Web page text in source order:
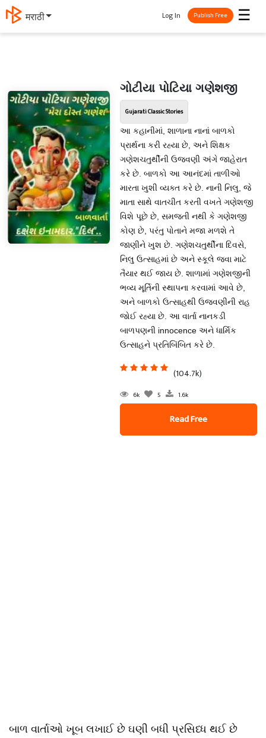
मराठी ☰
Log In Publish Free
ગોટીયા પોટિયા ગણેશજી
Gujarati Classic Stories
આ કહાનીમાં, શાળાના નાનાં બાળકો
પ્રાર્થના કરી રહ્યા છે, અને શિક્ષક
ગણેશચતુર્થીની ઉજવણી અંગે જાહેરાત
કરે છે. બાળકો આ આનંદમાં તાળીઓ
મારતા ખુશી વ્યક્ત કરે છે. નાની નિલુ, જે
માતા સાથે વાતચીત કરતી વખતે ગણેશજી
વિશે પૂછે છે, સમજતી નથી કે ગણેશજી
કોણ છે, પરંતુ પોતાને મજા મળશે તે
જાણીને ખુશ છે. ગણેશચતુર્થીના દિવસે,
નિલુ ઉત્સાહમાં છે અને સ્કૂલે જવા માટે
તૈયાર થઈ જાય છે. શાળામાં ગણેશજીની
ભવ્ય મૂર્તિની સ્થાપના કરવામાં આવે છે,
અને બાળકો ઉત્સાહથી ઉજવણીની રાહ
જોઈ રહ્યા છે. આ વાર્તા નાનકડી
બાળપણની innocence અને ધાર્મિક
ઉત્સાહને પ્રતિબિંબિત કરે છે.
(104.7k)
6k 5 1.6k
Read Free
બાળ વાર્તાઓ ખૂબ લખાઈ છે ઘણી બધી પ્રસિધ્ધ થઈ છે